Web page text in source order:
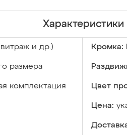
Характеристики
и др.) Кромка:
размера
комплектация Цвет
Цена: